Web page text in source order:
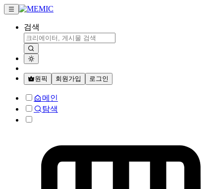
검색
원픽 회원가입 로그인
메인
탐색